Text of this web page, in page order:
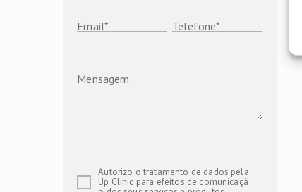
Email* Telefone*
Mensagem
Autorizo o tratamento de dados pela
Up Clinic para efeitos de comunicaçã